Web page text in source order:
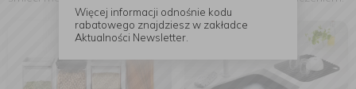
Więcej informacji odnośnie kodu
rabatowego znajdziesz w zakładce
Aktualności Newsletter.